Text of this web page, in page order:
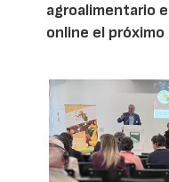
agroalimentario
online el